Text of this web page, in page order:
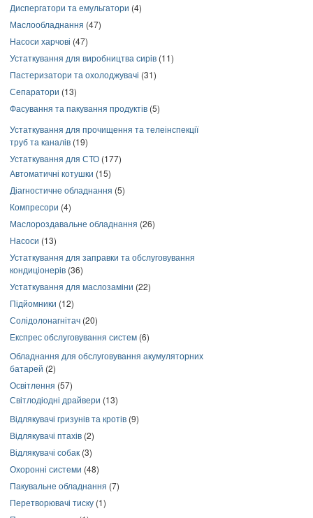
Диспергатори та емульгатори (4)
Маслообладнання (47)
Насоси харчові (47)
Устаткування для виробництва сирів (11)
Пастеризатори та охолоджувачі (31)
Сепаратори (13)
Фасування та пакування продуктів (5)
Устаткування для прочищення та телеінспекції
труб та каналів (19)
Устаткування для СТО (177)
Автоматичні котушки (15)
Діагностичне обладнання (5)
Компресори (4)
Маслороздавальне обладнання (26)
Насоси (13)
Устаткування для заправки та обслуговування
кондиціонерів (36)
Устаткування для маслозаміни (22)
Підйомники (12)
Солідолонагнітач (20)
Експрес обслуговування систем (6)
Обладнання для обслуговування акумуляторних
батарей (2)
Освітлення (57)
Світлодіодні драйвери (13)
Відлякувачі гризунів та кротів (9)
Відлякувачі птахів (2)
Відлякувачі собак (3)
Охоронні системи (48)
Пакувальне обладнання (7)
Перетворювачі тиску (1)